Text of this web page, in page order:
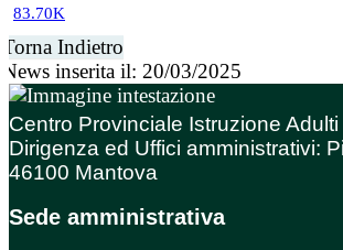
83.70K
Torna Indietro
News inserita il: 20/03/2025
Centro Provinciale Istruzione Adulti
Dirigenza ed Uffici amministrativi:
46100 Mantova
Sede amministrativa